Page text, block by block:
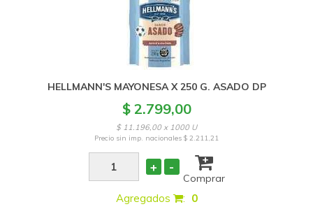
HELLMANN'S MAYONESA X 250 G. ASADO DP
$ 2.799,00
$ 11.196,00 x 1000 U
Precio sin imp. nacionales$ 2.211,21
+ -
Comprar
Agregados : 0